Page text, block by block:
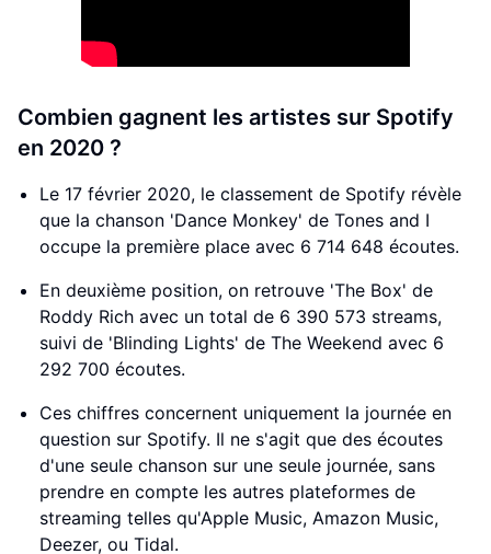
Combien gagnent les artistes sur Spotify
en 2020 ?
Le 17 février 2020, le classement de Spotify révèle
que la chanson 'Dance Monkey' de Tones and I
occupe la première place avec 6 714 648 écoutes.
En deuxième position, on retrouve 'The Box' de
Roddy Rich avec un total de 6 390 573 streams,
suivi de 'Blinding Lights' de The Weekend avec 6
292 700 écoutes.
Ces chiffres concernent uniquement la journée en
question sur Spotify. Il ne s'agit que des écoutes
d'une seule chanson sur une seule journée, sans
prendre en compte les autres plateformes de
streaming telles qu'Apple Music, Amazon Music,
Deezer, ou Tidal.